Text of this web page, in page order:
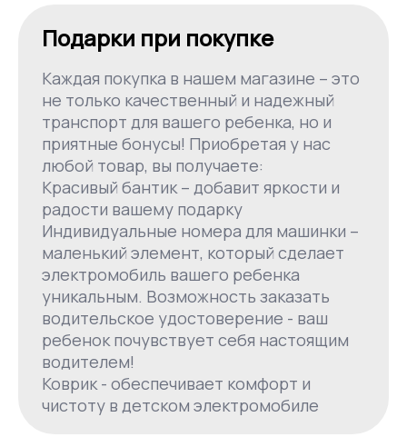
Подарки при покупке
Каждая покупка в нашем магазине – это
не только качественный и надежный
транспорт для вашего ребенка, но и
приятные бонусы! Приобретая у нас
любой товар, вы получаете:
Красивый бантик – добавит яркости и
радости вашему подарку
Индивидуальные номера для машинки –
маленький элемент, который сделает
электромобиль вашего ребенка
уникальным. Возможность заказать
водительское удостоверение - ваш
ребенок почувствует себя настоящим
водителем!
Коврик - обеспечивает комфорт и
чистоту в детском электромобиле